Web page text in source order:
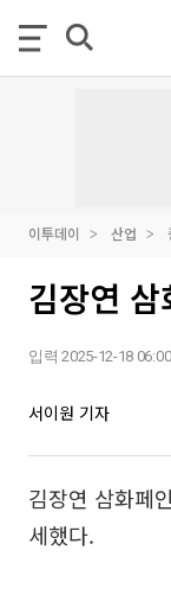
이투데이 산업
김장연
입력 2025-12-18 06:00
서이원 기자
김장연 삼화페
세했다.